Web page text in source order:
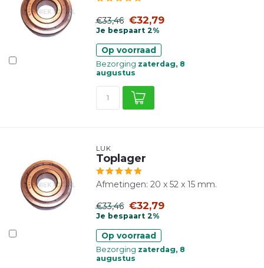
€33,46 €32,79
Je bespaart 2%
Op voorraad
Bezorging zaterdag, 8
augustus
LUK
Toplager
Afmetingen: 20 x 52 x 15 mm.
€33,46 €32,79
Je bespaart 2%
Op voorraad
Bezorging zaterdag, 8
augustus